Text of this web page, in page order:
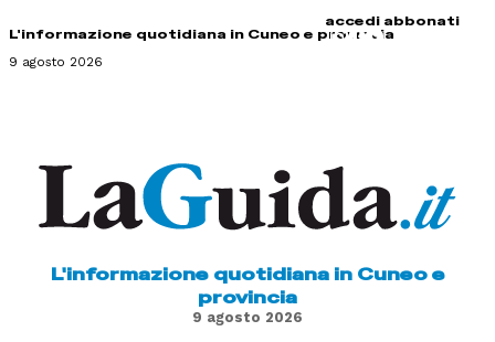
accedi abbonati
L'informazione quotidiana in Cuneo e provincia
9 agosto 2026
L'informazione quotidiana in Cuneo e
provincia
9 agosto 2026